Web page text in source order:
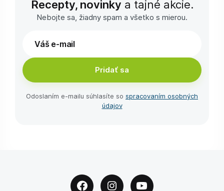
Recepty, novinky a tajné akcie.
Nebojte sa, žiadny spam a všetko s mierou.
Pridať sa
Odoslaním e-⁠mailu súhlasíte so spracovaním osobných
údajov